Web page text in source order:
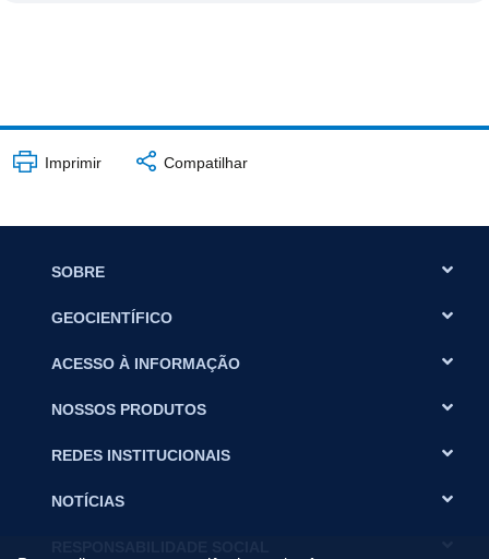
Imprimir Compatilhar
SOBRE
GEOCIENTÍFICO
ACESSO À INFORMAÇÃO
NOSSOS PRODUTOS
REDES INSTITUCIONAIS
NOTÍCIAS